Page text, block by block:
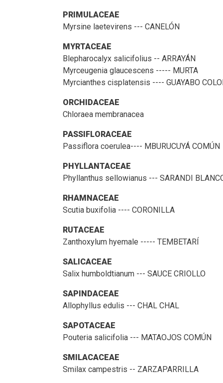
PRIMULACEAE
Myrsine laetevirens --- CANELÓN
MYRTACEAE
Blepharocalyx salicifolius -- ARRAYÁN
Myrceugenia glaucescens ----- MURTA
Myrcianthes cisplatensis ---- GUAYABO
ORCHIDACEAE
Chloraea membranacea
PASSIFLORACEAE
Passiflora coerulea---- MBURUCUYÁ COMÚN
PHYLLANTACEAE
Phyllanthus sellowianus --- SARANDI
RHAMNACEAE
Scutia buxifolia ---- CORONILLA
RUTACEAE
Zanthoxylum hyemale ----- TEMBETARÍ
SALICACEAE
Salix humboldtianum --- SAUCE CRIOLLO
SAPINDACEAE
Allophyllus edulis --- CHAL CHAL
SAPOTACEAE
Pouteria salicifolia --- MATAOJOS COMÚN
SMILACACEAE
Smilax campestris -- ZARZAPARRILLA